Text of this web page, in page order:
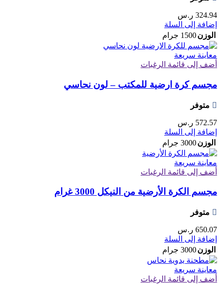
324.94 ر.س
إضافة إلى السلة
الوزن1500 جرام
معاينة سريعة
أضف إلى قائمة الرغبات
مجسم كرة ارضية للمكتب – لون نحاسي
متوفر
572.57 ر.س
إضافة إلى السلة
الوزن3000 جرام
معاينة سريعة
أضف إلى قائمة الرغبات
مجسم الكرة الأرضية من النيكل 3000 غرام
متوفر
650.07 ر.س
إضافة إلى السلة
الوزن3000 جرام
معاينة سريعة
أضف إلى قائمة الرغبات